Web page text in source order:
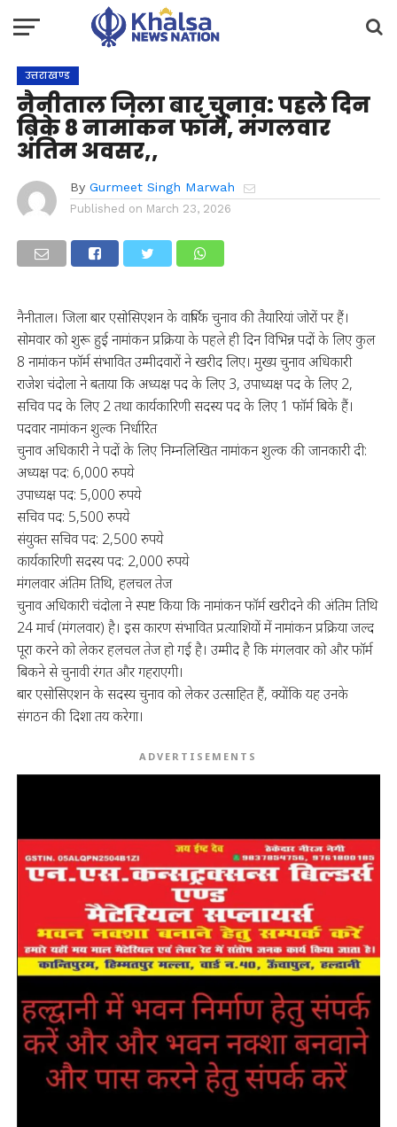
उत्तराखण्ड
नैनीताल जिला बार चुनाव: पहले दिन
बिके 8 नामांकन फॉर्म, मंगलवार
अंतिम अवसर,,
By Gurmeet Singh Marwah
Published on March 23, 2026
नैनीताल। जिला बार एसोसिएशन के वार्षिक चुनाव की तैयारियां जोरों पर हैं।
सोमवार को शुरू हुई नामांकन प्रक्रिया के पहले ही दिन विभिन्न पदों के लिए कुल
8 नामांकन फॉर्म संभावित उम्मीदवारों ने खरीद लिए। मुख्य चुनाव अधिकारी
राजेश चंदोला ने बताया कि अध्यक्ष पद के लिए 3, उपाध्यक्ष पद के लिए 2,
सचिव पद के लिए 2 तथा कार्यकारिणी सदस्य पद के लिए 1 फॉर्म बिके हैं।
पदवार नामांकन शुल्क निर्धारित
चुनाव अधिकारी ने पदों के लिए निम्नलिखित नामांकन शुल्क की जानकारी दी:
अध्यक्ष पद: 6,000 रुपये
उपाध्यक्ष पद: 5,000 रुपये
सचिव पद: 5,500 रुपये
संयुक्त सचिव पद: 2,500 रुपये
कार्यकारिणी सदस्य पद: 2,000 रुपये
मंगलवार अंतिम तिथि, हलचल तेज
चुनाव अधिकारी चंदोला ने स्पष्ट किया कि नामांकन फॉर्म खरीदने की अंतिम तिथि
24 मार्च (मंगलवार) है। इस कारण संभावित प्रत्याशियों में नामांकन प्रक्रिया जल्द
पूरा करने को लेकर हलचल तेज हो गई है। उम्मीद है कि मंगलवार को और फॉर्म
बिकने से चुनावी रंगत और गहराएगी।
बार एसोसिएशन के सदस्य चुनाव को लेकर उत्साहित हैं, क्योंकि यह उनके
संगठन की दिशा तय करेगा।
ADVERTISEMENTS